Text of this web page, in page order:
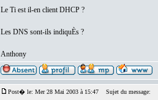
Le Ti est il-en client DHCP ?
Les DNS sont-ils indiquÈs ?
Anthony
Post� le: Mer 28 Mai 2003 à 15:47 Sujet du message: